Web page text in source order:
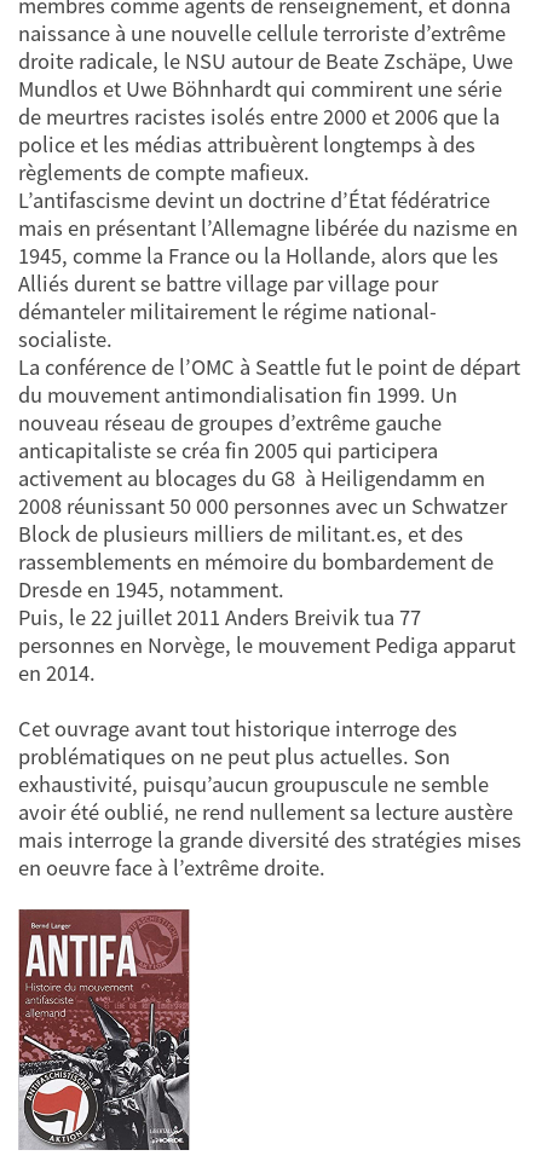
naissance à une nouvelle cellule terroriste d’extrême
droite radicale, le NSU autour de Beate Zschäpe, Uwe
Mundlos et Uwe Böhnhardt qui commirent une série
de meurtres racistes isolés entre 2000 et 2006 que la
police et les médias attribuèrent longtemps à des
règlements de compte mafieux.
L’antifascisme devint un doctrine d’État fédératrice
mais en présentant l’Allemagne libérée du nazisme en
1945, comme la France ou la Hollande, alors que les
Alliés durent se battre village par village pour
démanteler militairement le régime national-
socialiste.
La conférence de l’OMC à Seattle fut le point de départ
du mouvement antimondialisation fin 1999. Un
nouveau réseau de groupes d’extrême gauche
anticapitaliste se créa fin 2005 qui participera
activement au blocages du G8 à Heiligendamm en
2008 réunissant 50 000 personnes avec un Schwatzer
Block de plusieurs milliers de militant.es, et des
rassemblements en mémoire du bombardement de
Dresde en 1945, notamment.
Puis, le 22 juillet 2011 Anders Breivik tua 77
personnes en Norvège, le mouvement Pediga apparut
en 2014.
Cet ouvrage avant tout historique interroge des
problématiques on ne peut plus actuelles. Son
exhaustivité, puisqu’aucun groupuscule ne semble
avoir été oublié, ne rend nullement sa lecture austère
mais interroge la grande diversité des stratégies mises
en oeuvre face à l’extrême droite.